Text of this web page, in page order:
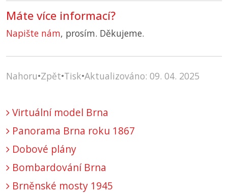
Máte více informací?
Napište nám, prosím. Děkujeme.
Nahoru•Zpět•Tisk•Aktualizováno: 09. 04. 2025
Virtuální model Brna
Panorama Brna roku 1867
Dobové plány
Bombardování Brna
Brněnské mosty 1945